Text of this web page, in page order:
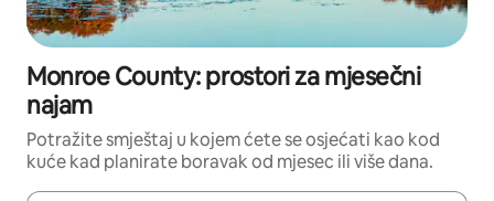
Monroe County: prostori za mjesečni
najam
Potražite smještaj u kojem ćete se osjećati kao kod
kuće kad planirate boravak od mjesec ili više dana.